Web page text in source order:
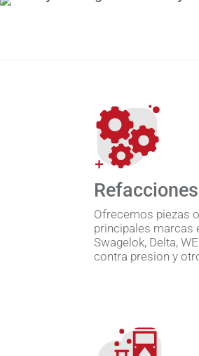
Ofrecemos piezas
principales marcas
Swagelok, Delta,
contra presion y